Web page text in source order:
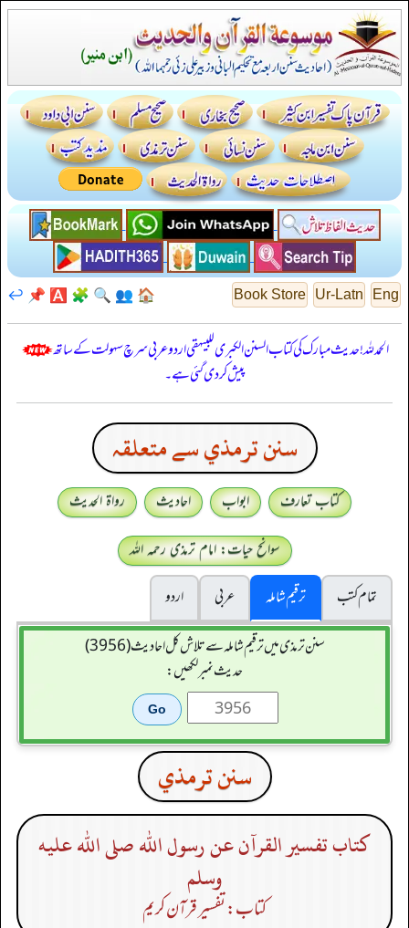
Eng
Ur-Latn
Book Store
🏠
👥
🔍
🧩
🅰️
📌
↩️
الحمدللہ! حدیث مبارک کی کتاب السنن الكبرى للبيهقي اردو عربی سرچ سہولت کے ساتھ
پیش کر دی گئی ہے۔
سنن ترمذي سے متعلقہ
کتاب تعارف ابواب احادیث
رواۃ الحدیث
سوانح حیات: امام ترمذی رحمہ اللہ
تمام کتب
ترقیم شاملہ عربی
اردو
سنن ترمذی میں ترقیم شاملہ سے تلاش کل احادیث (3956)
حدیث نمبر لکھیں:
سنن ترمذي
كتاب تفسير القرآن عن رسول الله صلى الله عليه
وسلم
کتاب: تفسیر قرآن کریم